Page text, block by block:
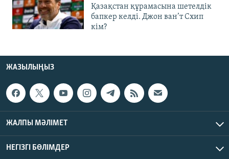
Қазақстан құрамасына шетелдік
бапкер келді. Джон ван’т Схип
кім?
ЖАЗЫЛЫҢЫЗ
ЖАЛПЫ МӘЛІМЕТ
НЕГІЗГІ БӨЛІМДЕР